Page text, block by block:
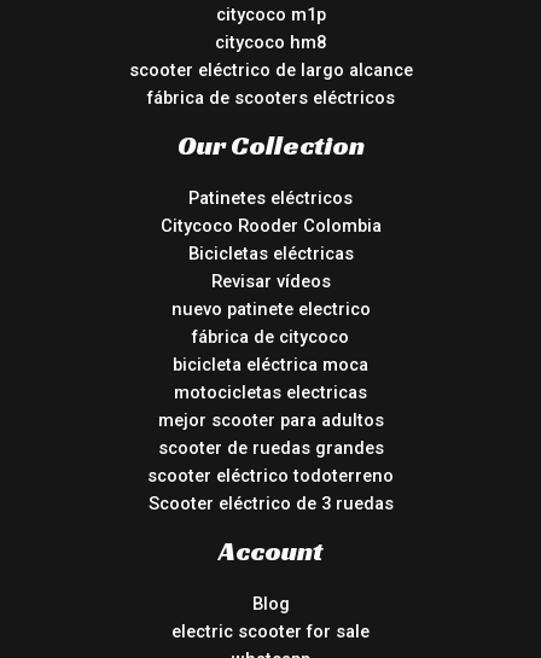
citycoco m1p
citycoco hm8
scooter eléctrico de largo alcance
fábrica de scooters eléctricos
Our Collection
Patinetes eléctricos
Citycoco Rooder Colombia
Bicicletas eléctricas
Revisar vídeos
nuevo patinete electrico
fábrica de citycoco
bicicleta eléctrica moca
motocicletas electricas
mejor scooter para adultos
scooter de ruedas grandes
scooter eléctrico todoterreno
Scooter eléctrico de 3 ruedas
Account
Blog
electric scooter for sale